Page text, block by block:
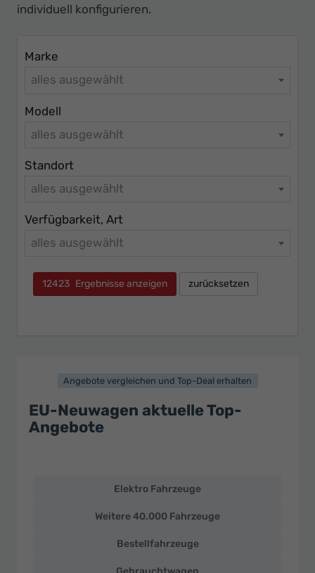
individuell konfigurieren.
Marke
alles ausgewählt
Modell
alles ausgewählt
Standort
alles ausgewählt
Verfügbarkeit, Art
alles ausgewählt
12423 Ergebnisse anzeigen zurücksetzen
Angebote vergleichen und Top-Deal erhalten
EU-Neuwagen aktuelle Top-
Angebote
Neuwagen
Elektro Fahrzeuge
Weitere 40.000 Fahrzeuge
Bestellfahrzeuge